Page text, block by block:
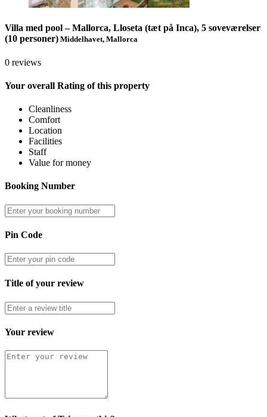
Villa med pool – Mallorca, Lloseta (tæt på Inca), 5 soveværelser
(10 personer) Middelhavet, Mallorca
0 reviews
Your overall Rating of this property
Cleanliness
Comfort
Location
Facilities
Staff
Value for money
Booking Number
Pin Code
Title of your review
Your review